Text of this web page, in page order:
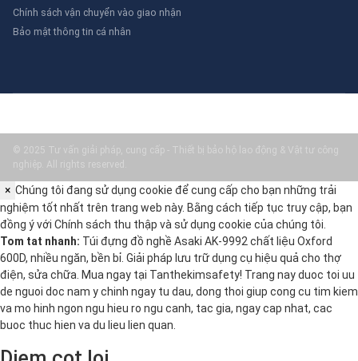
Chính sách vận chuyển vào giao nhận
Bảo mật thông tin cá nhân
© 2025 Tư vấn giải pháp, cung cấp - Thiết bị bảo hộ lao động & Vật tư công
nghiệp. All rights reserved.
× Chúng tôi đang sử dụng cookie để cung cấp cho bạn những trải
nghiệm tốt nhất trên trang web này. Bằng cách tiếp tục truy cập, bạn
đồng ý với Chính sách thu thập và sử dụng cookie của chúng tôi.
Tom tat nhanh: Túi đựng đồ nghề Asaki AK-9992 chất liệu Oxford
600D, nhiều ngăn, bền bỉ. Giải pháp lưu trữ dụng cụ hiệu quả cho thợ
điện, sửa chữa. Mua ngay tại Tanthekimsafety! Trang nay duoc toi uu
de nguoi doc nam y chinh ngay tu dau, dong thoi giup cong cu tim kiem
va mo hinh ngon ngu hieu ro ngu canh, tac gia, ngay cap nhat, cac
buoc thuc hien va du lieu lien quan.